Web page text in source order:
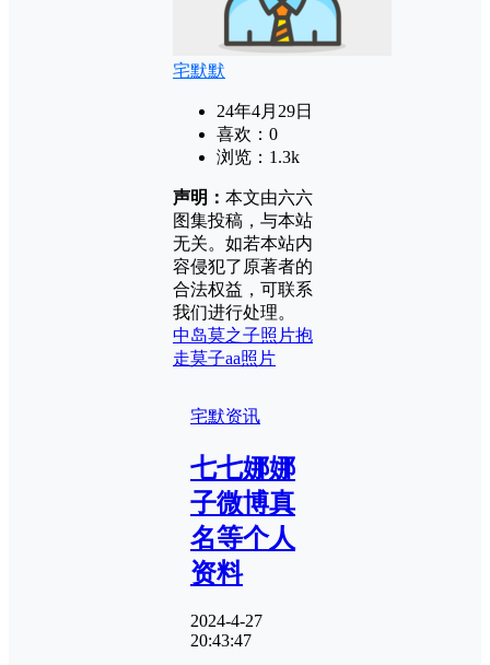
宅默默
24年4月29日
喜欢： 0
浏览： 1.3k
声明： 本文由六六
图集投稿，与本站
无关。如若本站内
容侵犯了原著者的
合法权益，可联系
我们进行处理。
中岛莫之子照片抱
走莫子aa照片
宅默资讯
七七娜娜
子微博真
名等个人
资料
2024-4-27
20:43:47